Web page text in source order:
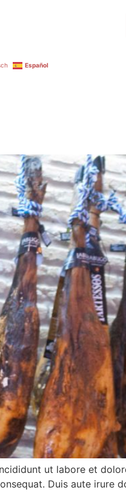
Español
ut labore et
Duis aute irure